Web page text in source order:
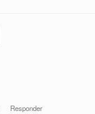
Responder